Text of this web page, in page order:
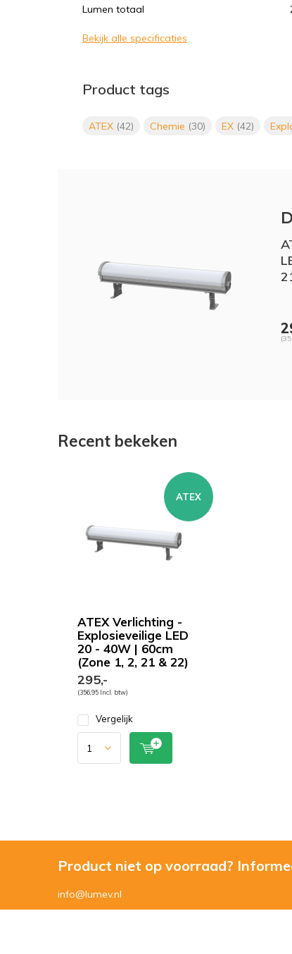
Lumen totaal
Bekijk alle specificaties
Product tags
ATEX (42) Chemie (30) EX (42)
Recent bekeken
ATEX Verlichting -
Explosieveilige LED
20 - 40W | 60cm
(Zone 1, 2, 21 & 22)
ATEX
295,-
(356,95 Incl. btw)
Vergelijk
Product niet op voorraad?
info@lumev.nl